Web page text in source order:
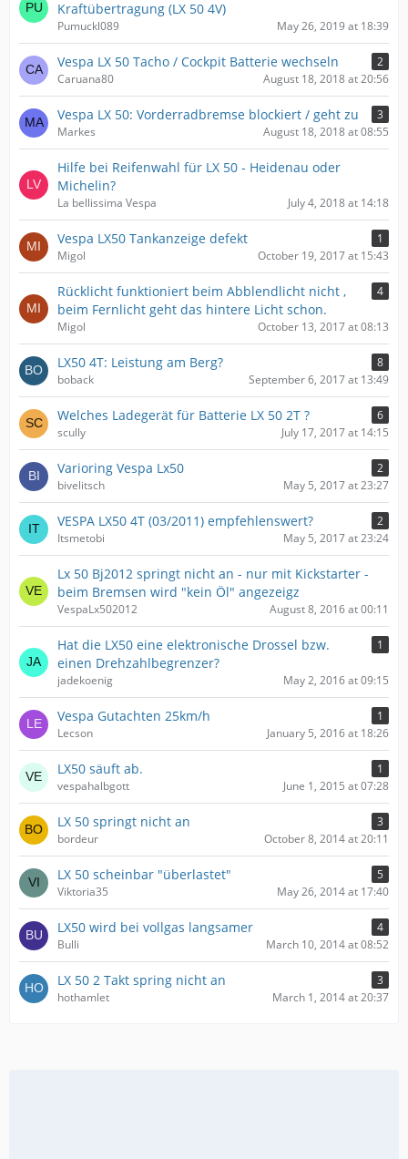
Kraftübertragung (LX 50 4V)
Pumuckl089 May 26, 2019 at 18:39
Vespa LX 50 Tacho / Cockpit Batterie wechseln
2
Caruana80
August 18, 2018 at 20:56
Vespa LX 50: Vorderradbremse blockiert / geht zu
3
Markes
August 18, 2018 at 08:55
Hilfe bei Reifenwahl für LX 50 - Heidenau oder
Michelin?
La bellissima Vespa July 4, 2018 at 14:18
Vespa LX50 Tankanzeige defekt
1
Migol
October 19, 2017 at 15:43
Rücklicht funktioniert beim Abblendlicht nicht ,
beim Fernlicht geht das hintere Licht schon.
4
Migol October 13, 2017 at 08:13
LX50 4T: Leistung am Berg?
8
boback
September 6, 2017 at 13:49
Welches Ladegerät für Batterie LX 50 2T ?
6
scully
July 17, 2017 at 14:15
Varioring Vespa Lx50
2
bivelitsch
May 5, 2017 at 23:27
VESPA LX50 4T (03/2011) empfehlenswert?
2
Itsmetobi
May 5, 2017 at 23:24
Lx 50 Bj2012 springt nicht an - nur mit Kickstarter -
beim Bremsen wird "kein Öl" angezeigz
VespaLx502012 August 8, 2016 at 00:11
Hat die LX50 eine elektronische Drossel bzw.
einen Drehzahlbegrenzer?
1
jadekoenig May 2, 2016 at 09:15
Vespa Gutachten 25km/h
1
Lecson
January 5, 2016 at 18:26
LX50 säuft ab.
1
vespahalbgott
June 1, 2015 at 07:28
LX 50 springt nicht an
3
bordeur
October 8, 2014 at 20:11
LX 50 scheinbar "überlastet"
5
Viktoria35
May 26, 2014 at 17:40
LX50 wird bei vollgas langsamer
4
Bulli
March 10, 2014 at 08:52
LX 50 2 Takt spring nicht an
3
hothamlet
March 1, 2014 at 20:37